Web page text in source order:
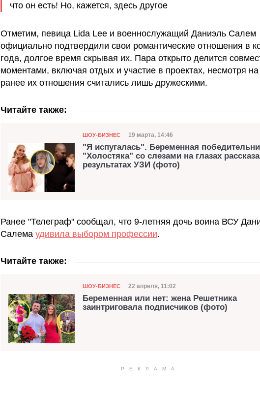
что он есть! Но, кажется, здесь другое
Отметим, певица Lida Lee и военнослужащий Даниэль Салем
официально подтвердили свои романтические отношения в
года, долгое время скрывая их. Пара открыто делится
моментами, включая отдых и участие в проектах, несмотря на
ранее их отношения считались лишь дружескими.
Читайте также:
Категория
ШОУ-БИЗНЕС Дата публикации
19 марта, 14:46
"Я испугалась". Беременная
"Холостяка" со слезами на глазах
результатах УЗИ (фото)
Ранее "Телеграф" сообщал, что 9-летняя дочь воина ВСУ
Салема удивила выбором профессии.
Читайте также:
Категория
ШОУ-БИЗНЕС Дата публикации
22 апреля, 11:02
Беременная или нет: жена Решетника
заинтриговала подписчиков (фото)